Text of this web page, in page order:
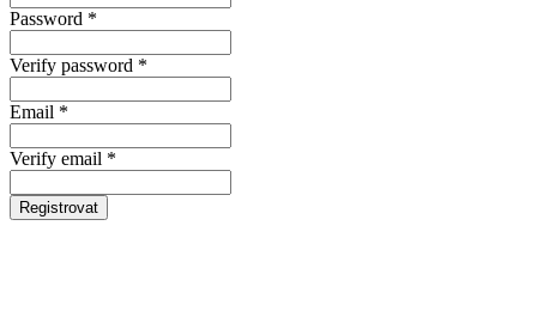
Password *
Verify password *
Email *
Verify email *
Registrovat